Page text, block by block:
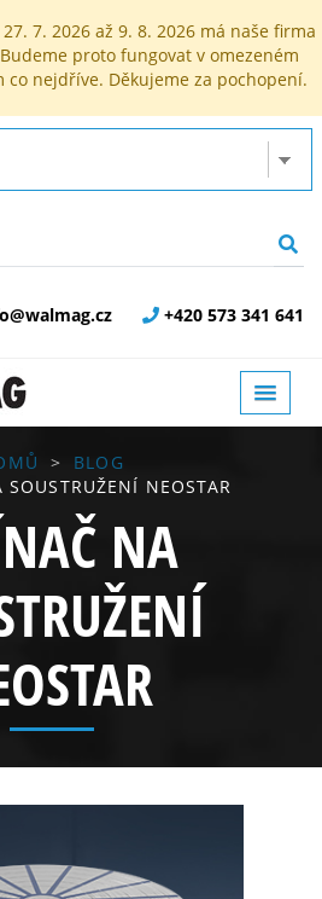
7. 2026 až 9. 8. 2026 má naše firma
proto fungovat v omezeném
co nejdříve. Děkujeme za pochopení.
+420 573 341 641
BLOG
SOUSTRUŽENÍ NEOSTAR
NA